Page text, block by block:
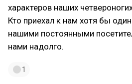
характеров наших
Кто приехал к нам хотя бы
нашими постоянными
нами надолго.
1